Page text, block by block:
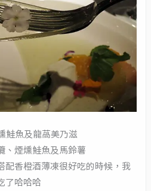
鮭魚及龍萵美乃滋
、煙燻鮭魚及馬鈴薯
配香橙酒薄凍很好吃的時候，我
了哈哈哈